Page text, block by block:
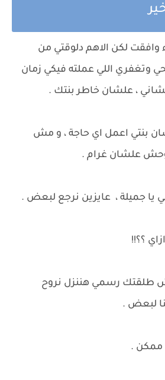
لكن الاهم دلوقتي من
وتغفري اللي عملته فيكي زمان
، علشان خاطر بنتك .
بنتي اعمل اي حاجة ، و مش
وحش علشان غرام .
يا جميلة ، عايزين نرجع لبعض .
؟؟!!
طلقتك رسمي هننزل نروح
لبعض .
ممكن .